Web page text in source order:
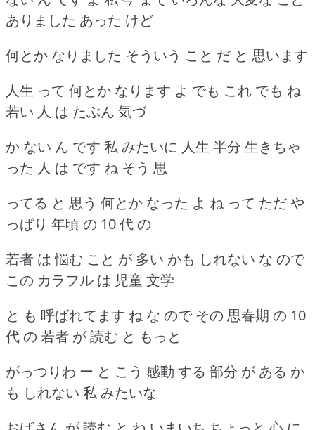
ありました あった けど
何とか なりました そういう こと だ と 思います
人生 って 何とか なります よ でも これ でも ね
若い 人 は たぶん 気づ
か ない ん です 私 みたいに 人生 半分 生きちゃ
った 人 は です ね そう 思
ってる と 思う 何とか なった よ ね って ただ や
っぱり 年頃 の 10 代 の
若者 は 悩む こと が 多い かも しれない な ので
この カラフル は 児童 文学
と も 呼ばれてます ね な ので その 思春期 の 10
代 の 若者 が 読む と もっと
がっつりわ ー と こう 感動 する 部分 が ある か
も しれない 私 みたいな